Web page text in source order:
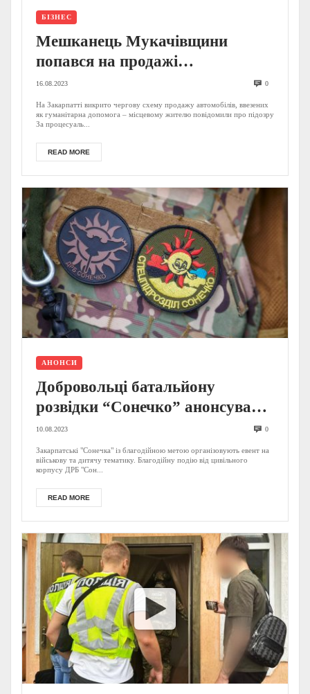
БІЗНЕС
Мешканець Мукачівщини
попався на продажі
гуманітарних авто для
військових: відомі деталі
злочинної схеми (ФОТО)
16.08.2023 0
На Закарпатті викрито чергову схему продажу автомобілів, ввезених
як гуманітарна допомога – місцевому жителю повідомили про підозру
За процесуаль...
READ MORE
АНОНСИ
Добровольці батальйону
розвідки “Сонечко” анонсували
подію на Закарпатті: відомо, де і
коли (АНОНС)
10.08.2023 0
Закарпатські "Сонечка" із благодійною метою організовують евент на
військову та дитячу тематику. Благодійну подію від цивільного
корпусу ДРБ "Сон...
READ MORE